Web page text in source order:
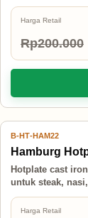
Harga Retail
Rp200.000
44% OFF
B-HT-HAM22
Hamburg
Hotplate cast
untuk steak,
Harga Retail